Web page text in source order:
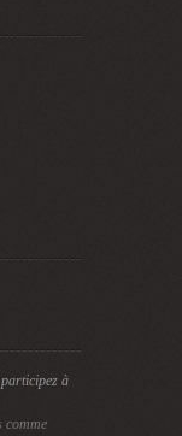
à
comme